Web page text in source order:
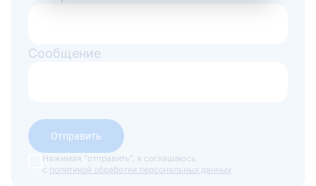
Сообщение
Отправить
Нажимая "отправить", я соглашаюсь
с политикой обработки персональных данных